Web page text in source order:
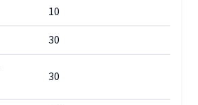
10
30
30